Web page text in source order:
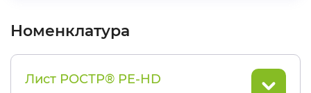
Номенклатура
Лист РОСТР® PE-HD